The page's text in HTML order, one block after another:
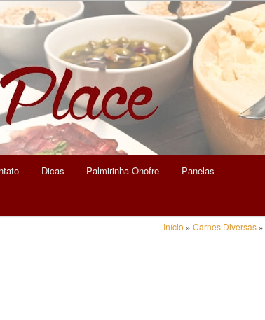
Dicas Palmirinha Onofre Panelas
Início » Carnes Diversas »